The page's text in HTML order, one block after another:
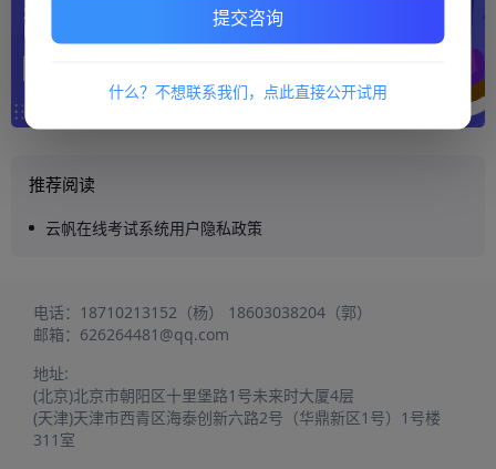
推荐阅读
云帆在线考试系统用户隐私政策
电话： 18710213152（杨）
18603038204（郭）
邮箱： 626264481@qq.com
地址:
(北京)北京市朝阳区十里堡路1号未来时大厦4层
(天津)天津市西青区海泰创新六路2号（华鼎新区1号）1号楼
311室
提交咨询
什么？不想联系我们，点此直接公开试用